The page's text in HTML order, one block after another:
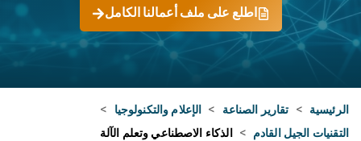
اطلع على ملف أعمالنا الكامل
الرئيسية > تقارير الصناعة > الإعلام والتكنولوجيا >
التقنيات الجيل القادم > الذكاء الاصطناعي وتعلم الآلة